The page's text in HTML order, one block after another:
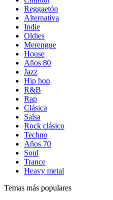
Reggaetón
Alternativa
Indie
Oldies
Merengue
House
Años 80
Jazz
Hip hop
R&B
Rap
Clásica
Salsa
Rock clásico
Techno
Años 70
Soul
Trance
Heavy metal
Temas más populares